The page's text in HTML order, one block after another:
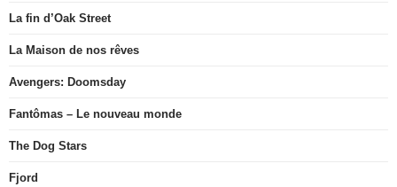
La fin d’Oak Street
La Maison de nos rêves
Avengers: Doomsday
Fantômas – Le nouveau monde
The Dog Stars
Fjord